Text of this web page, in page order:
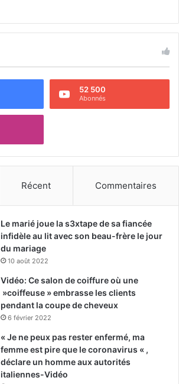
52 500
Abonnés
Récent Commentaires
Le marié joue la s3xtape de sa fiancée
infidèle au lit avec son beau-frère le jour
du mariage
10 août 2022
Vidéo: Ce salon de coiffure où une
»coiffeuse » embrasse les clients
pendant la coupe de cheveux
6 février 2022
« Je ne peux pas rester enfermé, ma
femme est pire que le coronavirus « ,
déclare un homme aux autorités
italiennes-Vidéo